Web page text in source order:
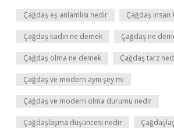
Çağdaş eş anlamlısı nedir Çağdaş insan
Çağdaş kadın ne demek Çağdaş ne
Çağdaş olma ne demek Çağdaş tarz
Çağdaş ve modern aynı şey mi
Çağdaş ve modern olma durumu nedir
Çağdaşlaşma düşüncesi nedir